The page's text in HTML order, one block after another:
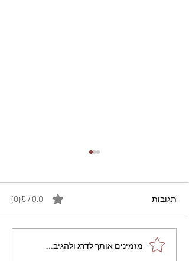
מתכון מנצח עוגת מייפל
תגובות 0.0 / 5 ‏(0)
מזמינים אותך לדרג ולהגיב...